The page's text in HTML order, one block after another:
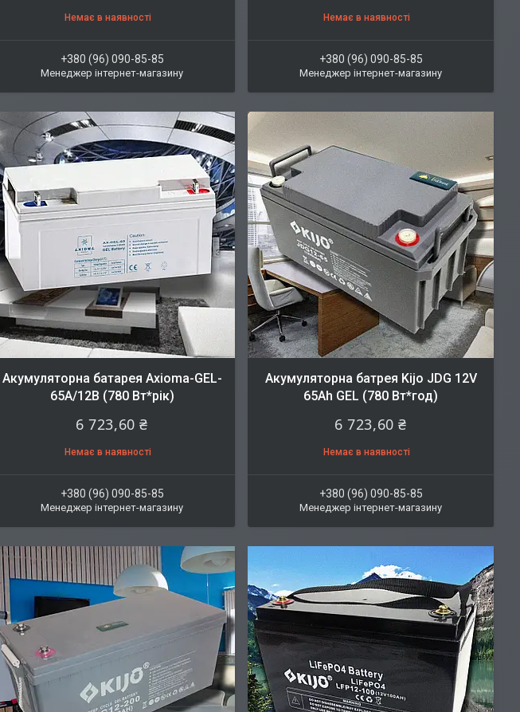
Немає в наявності
+380 (96) 090-85-85
Менеджер інтернет-магазину
Немає в наявності
+380 (96) 090-85-85
Менеджер інтернет-магазину
Акумуляторна батарея Axioma-GEL-
65A/12В (780 Вт*рік)
6 723,60 ₴
Немає в наявності
+380 (96) 090-85-85
Менеджер інтернет-магазину
Акумуляторна батрея Kijo JDG 12V
65Ah GEL (780 Вт*год)
6 723,60 ₴
Немає в наявності
+380 (96) 090-85-85
Менеджер інтернет-магазину